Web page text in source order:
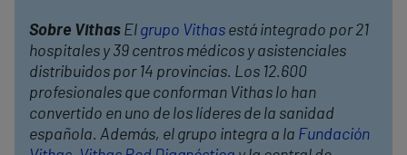
Sobre Vithas El grupo Vithas está integrado por 21
hospitales y 39 centros médicos y asistenciales
distribuidos por 14 provincias. Los 12.600
profesionales que conforman Vithas lo han
convertido en uno de los líderes de la sanidad
española. Además, el grupo integra a la Fundación